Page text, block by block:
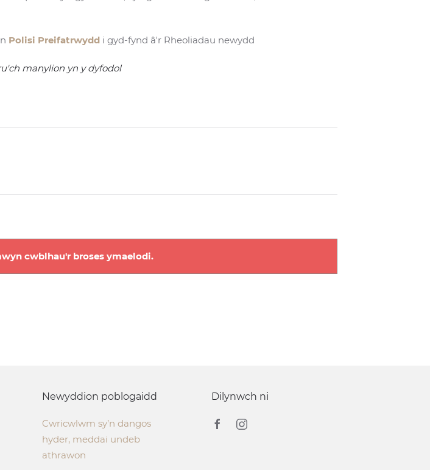
Polisi Preifatrwydd i gyd-fynd â'r Rheoliadau newydd
manylion yn y dyfodol
cwblhau'r broses ymaelodi.
Newyddion poblogaidd
Cwricwlwm sy’n dangos
hyder, meddai undeb
athrawon
Dilynwch ni